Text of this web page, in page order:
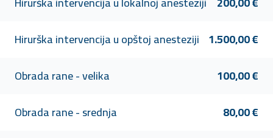
Hirurška intervencija u opštoj anesteziji 1.500,00 €
Obrada rane - velika
100,00 €
Obrada rane - srednja
80,00 €